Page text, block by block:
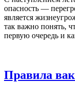
опасность —
является
так важно понять,
первую очередь и
Правила